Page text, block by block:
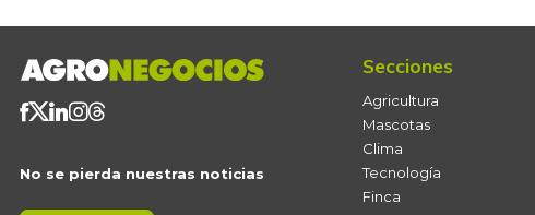
No se pierda nuestras noticias
Secciones
Agricultura
Mascotas
Clima
Tecnología
Finca